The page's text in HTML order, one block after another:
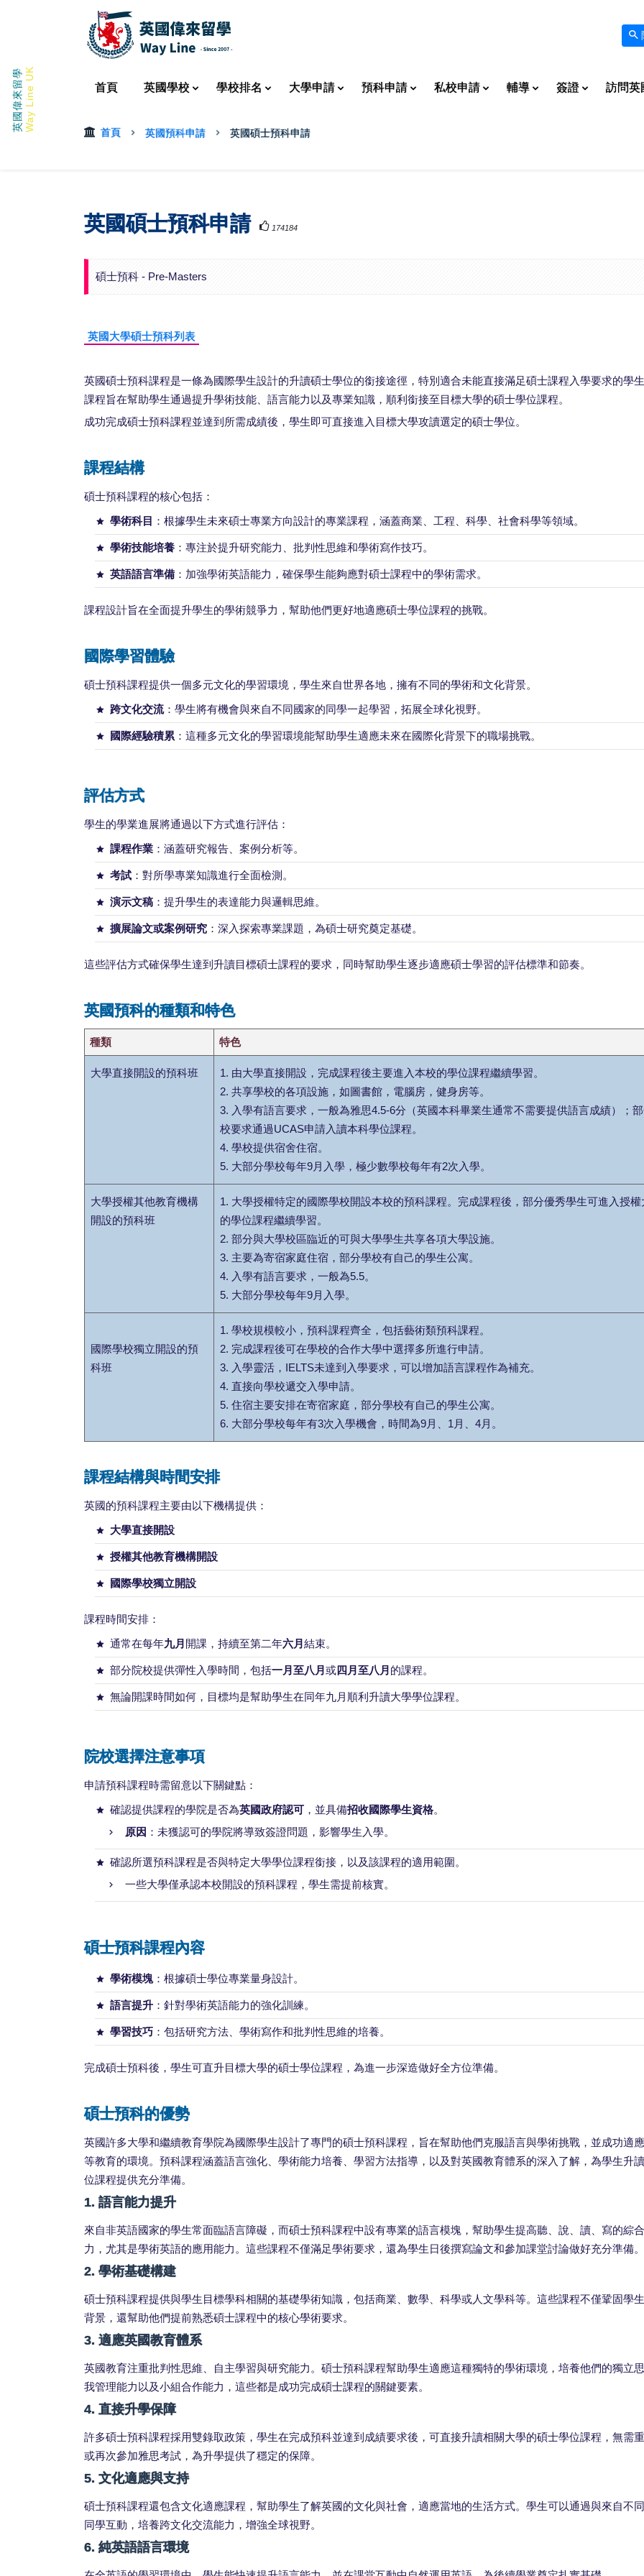
首頁 英國學校 學校排名 大學申請 預科申請 私校申請 輔導 簽證 訪問英
英國偉來留學Way Line UK 首頁 英國預科申請 英國碩士預科申請
英國碩士預科申請 174184
碩士預科 - Pre-Masters
英國大學碩士預科列表
英國碩士預科課程是一條為國際學生設計的升讀碩士學位的銜接途徑，特別適合未能直接滿足碩士課程入學要求的學
課程旨在幫助學生通過提升學術技能、語言能力以及專業知識，順利銜接至目標大學的碩士學位課程。
成功完成碩士預科課程並達到所需成績後，學生即可直接進入目標大學攻讀選定的碩士學位。
課程結構
碩士預科課程的核心包括：
學術科目 ：根據學生未來碩士專業方向設計的專業課程，涵蓋商業、工程、科學、社會科學等領域。
學術技能培養：專注於提升研究能力、批判性思維和學術寫作技巧。
英語語言準備：加強學術英語能力，確保學生能夠應對碩士課程中的學術需求。
課程設計旨在全面提升學生的學術競爭力，幫助他們更好地適應碩士學位課程的挑戰。
國際學習體驗
碩士預科課程提供一個多元文化的學習環境，學生來自世界各地，擁有不同的學術和文化背景。
跨文化交流：學生將有機會與來自不同國家的同學一起學習，拓展全球化視野。
國際經驗積累：這種多元文化的學習環境能幫助學生適應未來在國際化背景下的職場挑戰。
評估方式
學生的學業進展將通過以下方式進行評估：
課程作業：涵蓋研究報告、案例分析等。
考試：對所學專業知識進行全面檢測。
演示文稿：提升學生的表達能力與邏輯思維。
擴展論文或案例研究：深入探索專業課題，為碩士研究奠定基礎。
這些評估方式確保學生達到升讀目標碩士課程的要求，同時幫助學生逐步適應碩士學習的評估標準和節奏。
英國預科的種類和特色
種類 特色
大學直接開設的預科班
1. 由大學直接開設，完成課程後主要進入本校的學位課程繼續學習。
2. 共享學校的各項設施，如圖書館，電腦房，健身房等。
3. 入學有語言要求，一般為雅思4.5-6分（英國本科畢業生通常不需要提供語言成績）；
校要求通過UCAS申請入讀本科學位課程。
4. 學校提供宿舍住宿。
5. 大部分學校每年9月入學，極少數學校每年有2次入學。
大學授權其他教育機構
開設的預科班
1. 大學授權特定的國際學校開設本校的預科課程。完成課程後，部分優秀學生可進入授權
的學位課程繼續學習。
2. 部分與大學校區臨近的可與大學學生共享各項大學設施。
3. 主要為寄宿家庭住宿，部分學校有自己的學生公寓。
4. 入學有語言要求，一般為5.5。
5. 大部分學校每年9月入學。
國際學校獨立開設的預
科班
1. 學校規模較小，預科課程齊全，包括藝術類預科課程。
2. 完成課程後可在學校的合作大學中選擇多所進行申請。
3. 入學靈活，IELTS未達到入學要求，可以增加語言課程作為補充。
4. 直接向學校遞交入學申請。
5. 住宿主要安排在寄宿家庭，部分學校有自己的學生公寓。
6. 大部分學校每年有3次入學機會，時間為9月、1月、4月。
課程結構與時間安排
英國的預科課程主要由以下機構提供：
大學直接開設
授權其他教育機構開設
國際學校獨立開設
課程時間安排：
通常在每年九月 開課，持續至第二年六月 結束。
部分院校提供彈性入學時間，包括一月至八月 或四月至八月 的課程。
無論開課時間如何，目標均是幫助學生在同年九月順利升讀大學學位課程。
院校選擇注意事項
申請預科課程時需留意以下關鍵點：
確認提供課程的學院是否為英國政府認可，並具備招收國際學生資格。
原因 ：未獲認可的學院將導致簽證問題，影響學生入學。
確認所選預科課程是否與特定大學學位課程銜接，以及該課程的適用範圍。
一些大學僅承認本校開設的預科課程，學生需提前核實。
碩士預科課程內容
學術模塊：根據碩士學位專業量身設計。
語言提升：針對學術英語能力的強化訓練。
學習技巧：包括研究方法、學術寫作和批判性思維的培養。
完成碩士預科後，學生可直升目標大學的碩士學位課程，為進一步深造做好全方位準備。
碩士預科的優勢
英國許多大學和繼續教育學院為國際學生設計了專門的碩士預科課程，旨在幫助他們克服語言與學術挑戰，並成功適
等教育的環境。預科課程涵蓋語言強化、學術能力培養、學習方法指導，以及對英國教育體系的深入了解，為學生升
位課程提供充分準備。
1. 語言能力提升
來自非英語國家的學生常面臨語言障礙，而碩士預科課程中設有專業的語言模塊，幫助學生提高聽、說、讀、寫的綜
力，尤其是學術英語的應用能力。這些課程不僅滿足學術要求，還為學生日後撰寫論文和參加課堂討論做好充分準備。
2. 學術基礎構建
碩士預科課程提供與學生目標學科相關的基礎學術知識，包括商業、數學、科學或人文學科等。這些課程不僅鞏固學
背景，還幫助他們提前熟悉碩士課程中的核心學術要求。
3. 適應英國教育體系
英國教育注重批判性思維、自主學習與研究能力。碩士預科課程幫助學生適應這種獨特的學術環境，培養他們的獨立
我管理能力以及小組合作能力，這些都是成功完成碩士課程的關鍵要素。
4. 直接升學保障
許多碩士預科課程採用雙錄取政策，學生在完成預科並達到成績要求後，可直接升讀相關大學的碩士學位課程，無需
或再次參加雅思考試，為升學提供了穩定的保障。
5. 文化適應與支持
碩士預科課程還包含文化適應課程，幫助學生了解英國的文化與社會，適應當地的生活方式。學生可以通過與來自不
同學互動，培養跨文化交流能力，增強全球視野。
6. 純英語語言環境